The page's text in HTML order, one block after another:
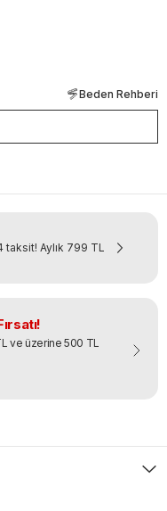
Beden Rehberi
taksit! Aylık 799 TL
ve üzerine 500 TL